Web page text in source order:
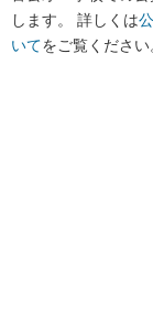
します。 詳しくは
いてをご覧ください